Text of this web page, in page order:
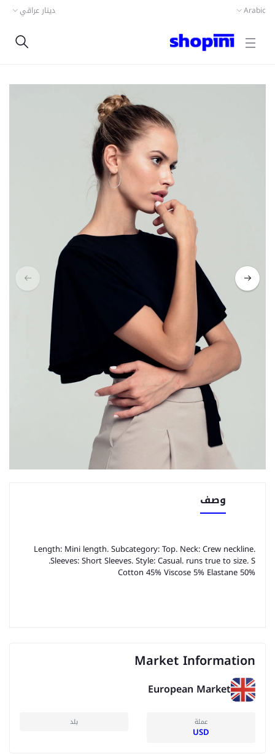
Arabic دينار عراقي
وصف
Length: Mini length. Subcategory: Top. Neck: Crew neckline.
Sleeves: Short Sleeves. Style: Casual. runs true to size. S.
50% Cotton 45% Viscose 5% Elastane
Market Information
European Market
عملة
USD
بلد